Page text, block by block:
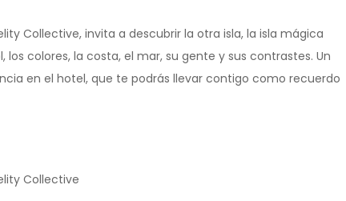
Collective, invita a descubrir la otra isla, la isla mágica
colores, la costa, el mar, su gente y sus contrastes. Un
en el hotel, que te podrás llevar contigo como recuerdo
Collective